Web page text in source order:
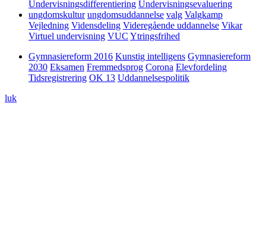
Undervisningsdifferentiering Undervisningsevaluering
ungdomskultur ungdomsuddannelse valg Valgkamp
Vejledning Vidensdeling Videregående uddannelse Vikar
Virtuel undervisning VUC Ytringsfrihed
Gymnasiereform 2016 Kunstig intelligens Gymnasiereform
2030 Eksamen Fremmedsprog Corona Elevfordeling
Tidsregistrering OK 13 Uddannelsespolitik
luk